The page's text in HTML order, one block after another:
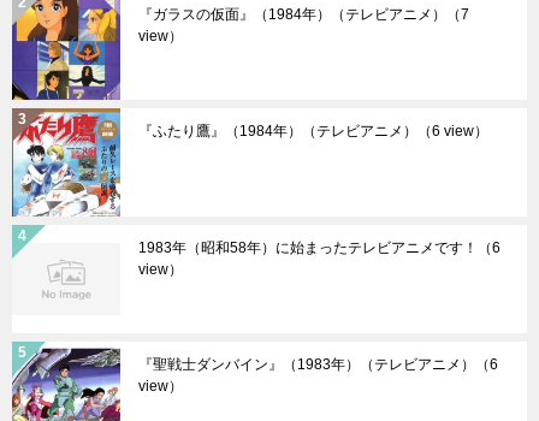
『ガラスの仮面』（1984年）（テレビアニメ）
（7
view）
『ふたり鷹』（1984年）（テレビアニメ） （6 view）
1983年（昭和58年）に始まったテレビアニメです！
（6
view）
『聖戦士ダンバイン』（1983年）（テレビアニメ）
（6
view）